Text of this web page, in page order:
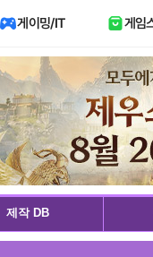
게이밍/IT 게임
제작 DB